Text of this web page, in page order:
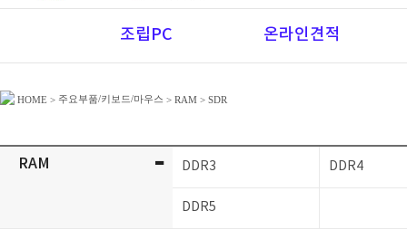
조립PC 온라인견적
HOME > 주요부품/키보드/마우스 > RAM > SDR
RAM - DDR3 DDR4
DDR5